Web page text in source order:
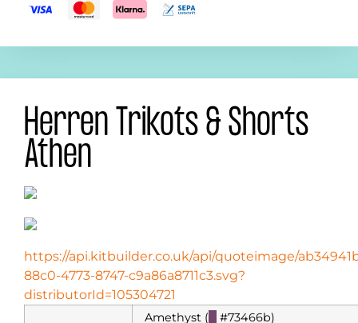
Herren Trikots & Shorts
Athen
https://api.kitbuilder.co.uk/api/quoteimage/
88c0-4773-8747-c9a86a8711c3.svg?
distributorId=105304721
Amethyst (
#73466b)